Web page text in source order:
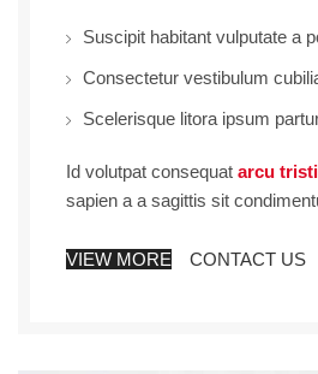
Suscipit habitant vulputate a
Consectetur vestibulum
Scelerisque litora ipsum
Id volutpat consequat arcu
sapien a a sagittis sit
VIEW MORE CONTACT US